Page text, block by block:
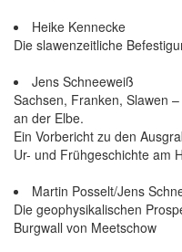
Heike Kennecke
Die slawenzeitliche
Jens Schneeweiß
Sachsen, Franken, Slawen
an der Elbe.
Ein Vorbericht zu den
Ur- und Frühgeschichte am
Martin Posselt/Jens
Die geophysikalischen
Burgwall von Meetschow